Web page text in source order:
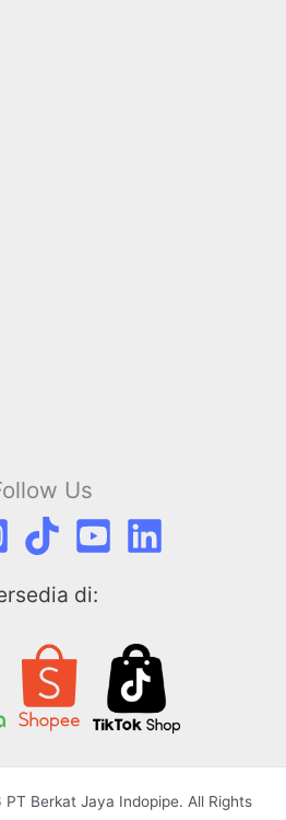
Us
di:
Berkat Jaya Indopipe. All Rights